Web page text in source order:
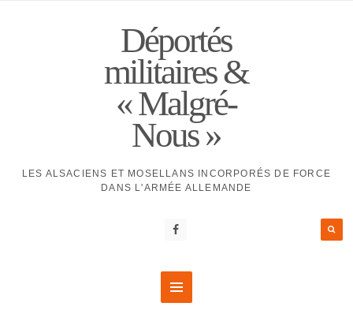
Déportés
militaires &
« Malgré-
Nous »
LES ALSACIENS ET MOSELLANS INCORPORÉS DE FORCE
DANS L'ARMÉE ALLEMANDE